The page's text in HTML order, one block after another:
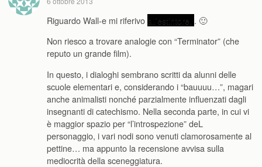
Riguardo Wall-e mi riferivo all’estintore. . 🙂
Non riesco a trovare analogie con “Terminator” (che
reputo un grande film).
In questo, i dialoghi sembrano scritti da alunni delle
scuole elementari e, considerando i “bauuuu…”, magari
anche animalisti nonché parzialmente influenzati dagli
insegnanti di catechismo. Nella seconda parte, in cui vi
è maggior spazio per “l’introspezione” deL
personaggio, i vari nodi sono venuti clamorosamente al
pettine… ma appunto la recensione avvisa sulla
mediocrità della sceneggiatura.